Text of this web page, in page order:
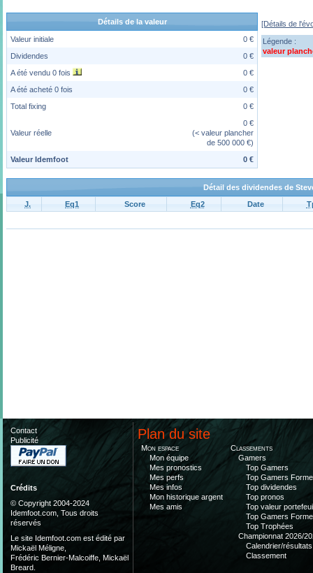
Détails de la valeur
Valeur initiale
0 €
Dividendes
0 €
A été vendu 0 fois
0 €
A été acheté 0 fois
0 €
Total fixing
0 €
Valeur réelle
0 €
(< valeur plancher
de 500 000 €)
Valeur Idemfoot
0 €
[Détails de
Légende :
valeur
Détail des dividendes de
J.
Eq1 Score Eq2 Date
Contact
Publicité
Crédits
© Copyright 2004-2024
Idemfoot.com, Tous droits
réservés
Le site Idemfoot.com est édité par
Mickaël Méligne,
Frédéric Bernier-Malcoiffe, Mickaël
Breard.
Plan du site
Mon espace
Mon équipe
Mes pronostics
Mes perfs
Mes infos
Mon historique argent
Mes amis
Classements
Gamers
Top Gamers
Top Gamers Forme
Top dividendes
Top pronos
Top valeur
Top Gamers Forme
Top Trophées
Championnat 2026/
Calendrier/résultats
Classement